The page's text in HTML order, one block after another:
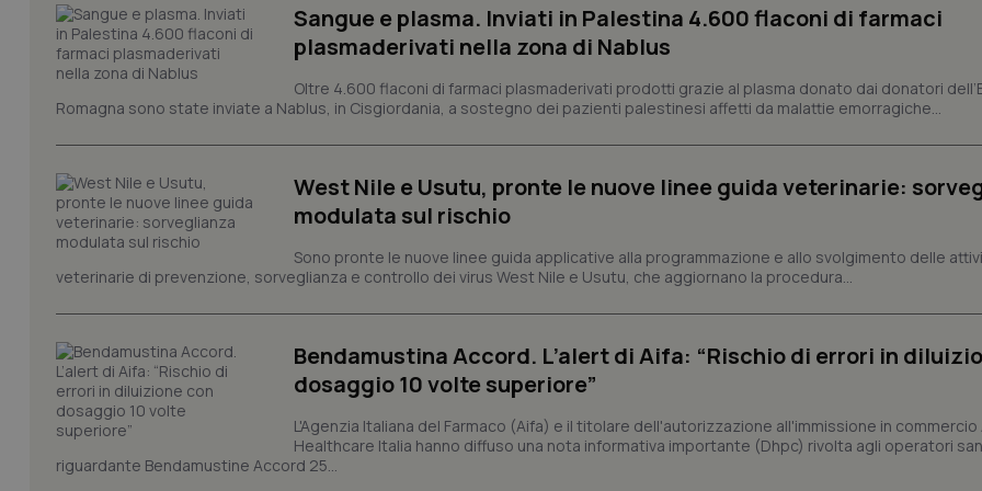
Sangue e plasma. Inviati in Palestina 4.600 flaconi di farmaci
plasmaderivati nella zona di Nablus
Oltre 4.600 flaconi di farmaci plasmaderivati prodotti grazie al plasma donato dai donatori
Romagna sono state inviate a Nablus, in Cisgiordania, a sostegno dei pazienti palestinesi affetti da malattie emorragiche...
West Nile e Usutu, pronte le nuove linee guida veterinarie:
modulata sul rischio
Sono pronte le nuove linee guida applicative alla programmazione e allo svolgimento delle
veterinarie di prevenzione, sorveglianza e controllo dei virus West Nile e Usutu, che aggiornano la procedura...
Bendamustina Accord. L’alert di Aifa: “Rischio di errori in
dosaggio 10 volte superiore”
L'Agenzia Italiana del Farmaco (Aifa) e il titolare dell'autorizzazione all'immissione in
Healthcare Italia hanno diffuso una nota informativa importante (Dhpc) rivolta agli operatori
riguardante Bendamustine Accord 25...
Nome
Fornitore/Dominio Scadenza
Descrizione
VISITOR_PRIVACY_METADATA
interazione con il sito. Registra i
del visitatore riguardo a varie
impostazioni sulla privacy,
www.quotidianosanita.it
settimane
Script.com per ricordare le
sui cookie dei visitatori. È
tracking-sites-ironfish-
tracking-enable
www.quotidianosanita.it
4
settimane
Questo cookie è impostato
abilitare il sistema di tracking
2 giorni
_ga
Google LLC
significativo del servizio di
utilizzato da Google. Questo
per distinguere utenti unici